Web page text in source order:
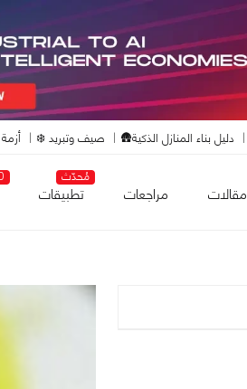
دليل بناء المنازل الذكية🛖 صيف وتبريد ❄️
مقالات مراجعات
مُحدّث
تطبيقات